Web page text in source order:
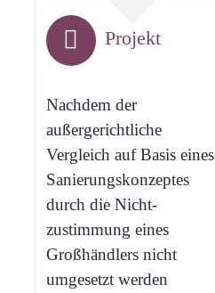
Projekt
Nachdem der
außergerichtliche
Vergleich auf Basis eines
Sanierungs­konzeptes
durch die Nicht­
zustimmung eines
Großhändlers nicht
umgesetzt werden